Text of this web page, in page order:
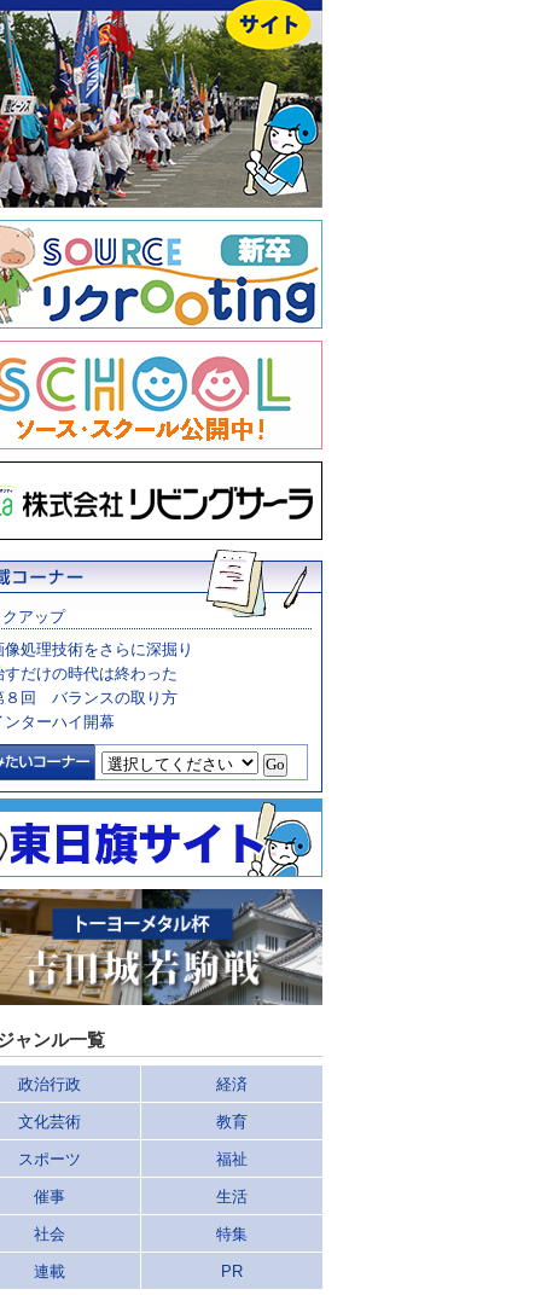
アップ
像処理技術をさらに深掘り
すだけの時代は終わった
８回 バランスの取り方
ンターハイ開幕
ャンル一覧
政治行政 経済
文化芸術 教育
スポーツ 福祉
催事 生活
社会 特集
連載 PR